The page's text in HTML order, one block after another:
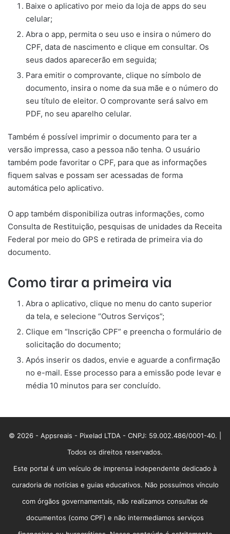
Baixe o aplicativo por meio da loja de apps do seu
celular;
Abra o app, permita o seu uso e insira o número do
CPF, data de nascimento e clique em consultar. Os
seus dados aparecerão em seguida;
Para emitir o comprovante, clique no símbolo de
documento, insira o nome da sua mãe e o número do
seu título de eleitor. O comprovante será salvo em
PDF, no seu aparelho celular.
Também é possível imprimir o documento para ter a
versão impressa, caso a pessoa não tenha. O usuário
também pode favoritar o CPF, para que as informações
fiquem salvas e possam ser acessadas de forma
automática pelo aplicativo.
O app também disponibiliza outras informações, como
Consulta de Restituição, pesquisas de unidades da Receita
Federal por meio do GPS e retirada de primeira via do
documento.
Como tirar a primeira via
Abra o aplicativo, clique no menu do canto superior
da tela, e selecione “Outros Serviços”;
Clique em “Inscrição CPF” e preencha o formulário de
solicitação do documento;
Após inserir os dados, envie e aguarde a confirmação
no e-mail. Esse processo para a emissão pode levar e
média 10 minutos para ser concluído.
© 2026 - Appsreais - Pixelad LTDA - CNPJ: 59.002.486/0001-40. |
Todos os direitos reservados.
Este portal é um veículo de imprensa independente dedicado à
curadoria de notícias e guias educativos. Não possuímos vínculo
com órgãos governamentais, não realizamos consultas de
documentos (como CPF) e não intermediamos serviços